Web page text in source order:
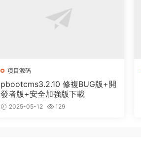
项目源码
pbootcms3.2.10 修複BUG版+開
發者版+安全加強版下載
2025-05-12 129